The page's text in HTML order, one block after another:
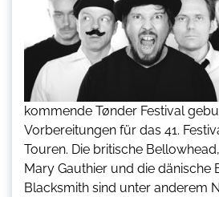
kommende Tønder Festival
Vorbereitungen für das 41.
Touren. Die britische
Mary Gauthier und die dänische
Blacksmith sind unter anderem